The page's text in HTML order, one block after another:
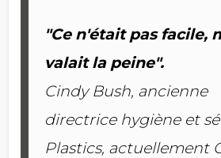
"Ce n'était pas facile,
valait la peine".
Cindy Bush, ancienne
directrice hygiène et
Plastics, actuellement